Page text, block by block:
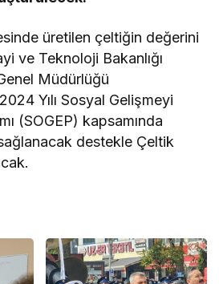
üretilen çeltiğin değerini
ve Teknoloji Bakanlığı
Müdürlüğü
Yılı Sosyal Gelişmeyi
(SOGEP) kapsamında
destekle Çeltik